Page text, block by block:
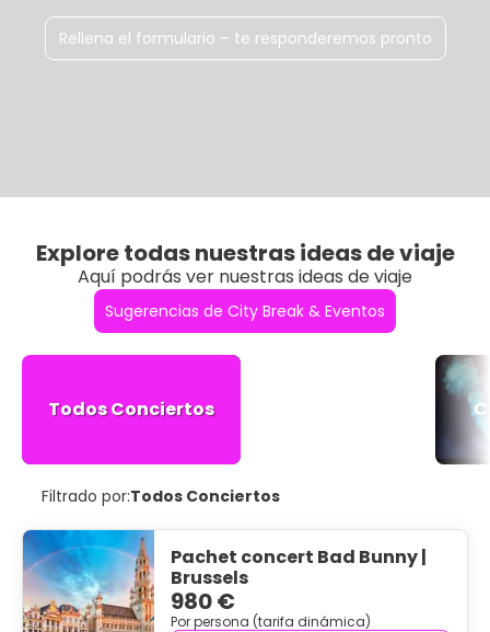
Rellena el formulario – te responderemos pronto
Explore todas nuestras ideas de viaje
Aquí podrás ver nuestras ideas de viaje
Sugerencias de City Break & Eventos
Todos Conciertos
Filtrado por:Todos Conciertos
Pachet concert Bad Bunny |
Brussels
980 €
Por persona (tarifa dinámica)